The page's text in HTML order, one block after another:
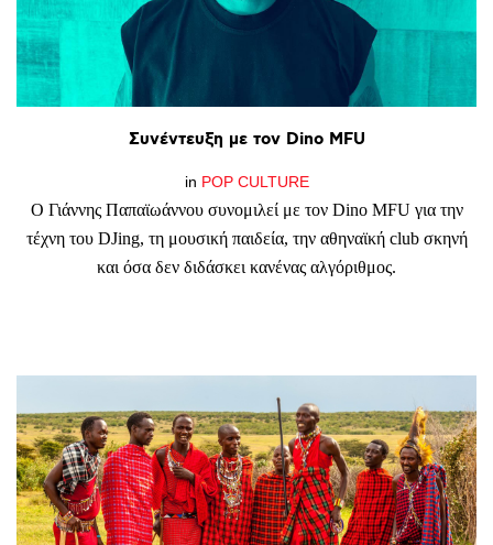
Συνέντευξη με τον Dino MFU
in POP CULTURE
Ο Γιάννης Παπαϊωάννου συνομιλεί με τον Dino MFU για την
τέχνη του DJing, τη μουσική παιδεία, την αθηναϊκή club σκηνή
και όσα δεν διδάσκει κανένας αλγόριθμος.